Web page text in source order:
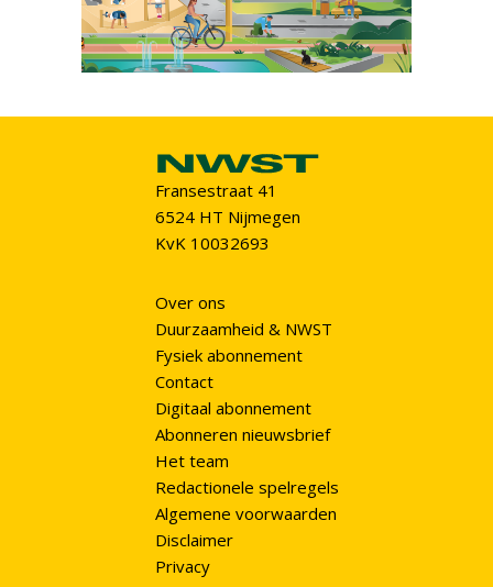
Fransestraat 41
6524 HT Nijmegen
KvK 10032693
Over ons
Duurzaamheid & NWST
Fysiek abonnement
Contact
Digitaal abonnement
Abonneren nieuwsbrief
Het team
Redactionele spelregels
Algemene voorwaarden
Disclaimer
Privacy